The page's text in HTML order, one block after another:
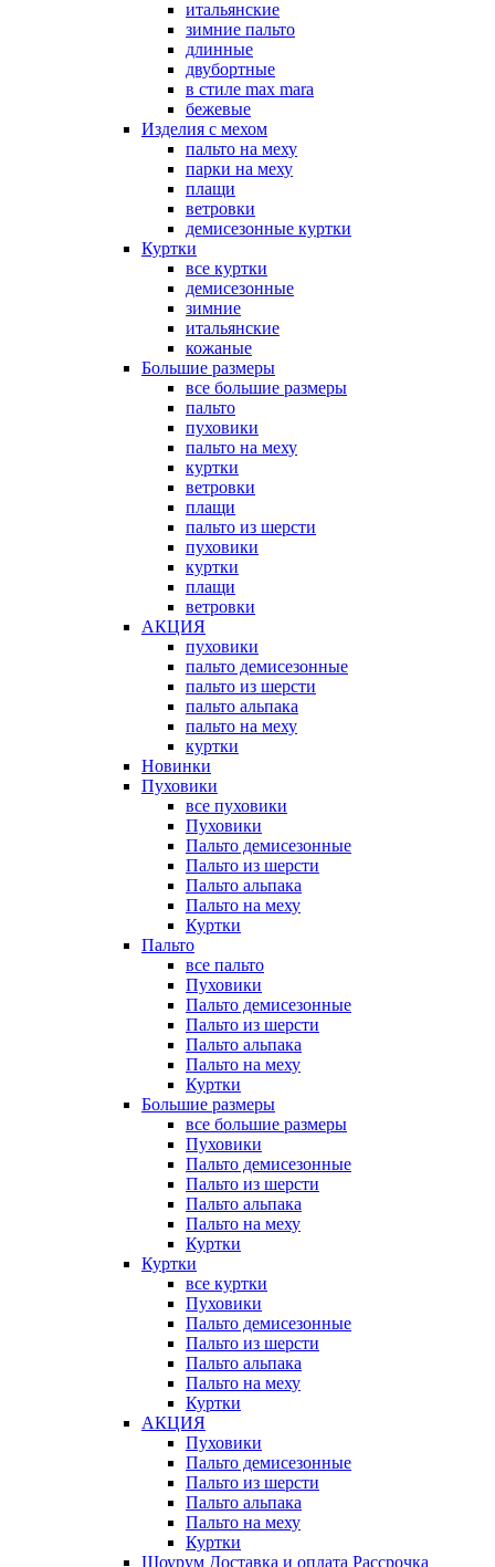
итальянские
зимние пальто
длинные
двубортные
в стиле max mara
бежевые
Изделия с мехом
пальто на меху
парки на меху
плащи
ветровки
демисезонные куртки
Куртки
все куртки
демисезонные
зимние
итальянские
кожаные
Большие размеры
все большие размеры
пальто
пуховики
пальто на меху
куртки
ветровки
плащи
пальто из шерсти
пуховики
куртки
плащи
ветровки
АКЦИЯ
пуховики
пальто демисезонные
пальто из шерсти
пальто альпака
пальто на меху
куртки
Новинки
Пуховики
все пуховики
Пуховики
Пальто демисезонные
Пальто из шерсти
Пальто альпака
Пальто на меху
Куртки
Пальто
все пальто
Пуховики
Пальто демисезонные
Пальто из шерсти
Пальто альпака
Пальто на меху
Куртки
Большие размеры
все большие размеры
Пуховики
Пальто демисезонные
Пальто из шерсти
Пальто альпака
Пальто на меху
Куртки
Куртки
все куртки
Пуховики
Пальто демисезонные
Пальто из шерсти
Пальто альпака
Пальто на меху
Куртки
АКЦИЯ
Пуховики
Пальто демисезонные
Пальто из шерсти
Пальто альпака
Пальто на меху
Куртки
Шоурум Доставка и оплата Рассрочка